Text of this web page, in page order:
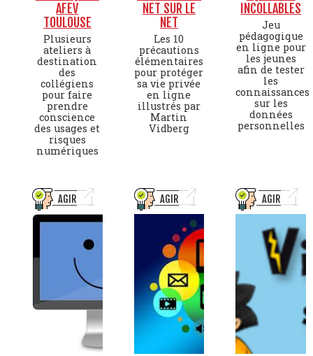
AFEV
TOULOUSE
Plusieurs
ateliers à
destination
des
collégiens
pour faire
prendre
conscience
des usages et
risques
numériques
NET SUR LE
NET
Les 10
précautions
élémentaires
pour protéger
sa vie privée
en ligne
illustrés par
Martin
Vidberg
INCOLLABLES
Jeu
pédagogique
en ligne pour
les jeunes
afin de tester
les
connaissances
sur les
données
personnelles
AGIR AGIR AGIR